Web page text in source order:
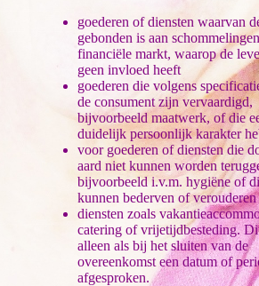
goederen of diensten waarvan
gebonden is aan
financiële markt, waarop de
geen invloed heeft
goederen die volgens
de consument zijn vervaardigd,
bijvoorbeeld maatwerk, of die
duidelijk persoonlijk karakter
voor goederen of diensten die
aard niet kunnen worden
bijvoorbeeld i.v.m. hygiëne of
kunnen bederven of verouderen
diensten zoals
catering of vrijetijdbesteding.
alleen als bij het sluiten van de
overeenkomst een datum of
afgesproken.